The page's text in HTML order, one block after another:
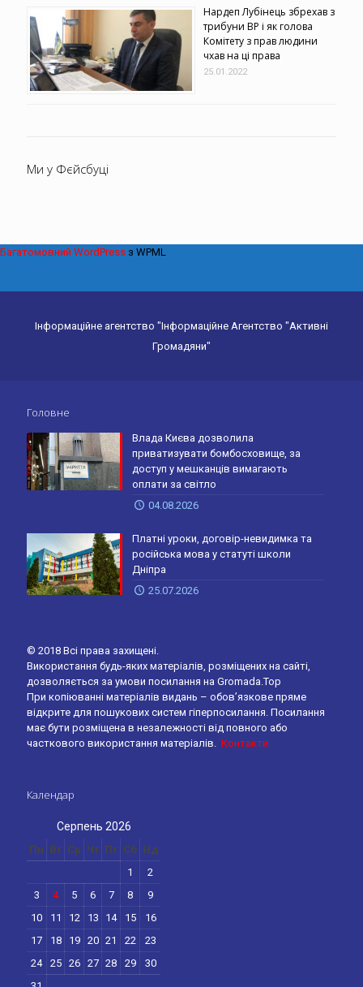
Нардеп Лубінець збрехав з
трибуни ВР і як голова
Комітету з прав людини
чхав на ці права
25.01.2022
Ми у Фєйсбуці
Інформаційне агентство "Інформаційне Агентство "Активні
Громадяни"
Головне
Влада Києва дозволила
приватизувати бомбосховище, за
доступ у мешканців вимагають
оплати за світло
04.08.2026
Платні уроки, договір-невидимка та
російська мова у статуті школи
Дніпра
25.07.2026
© 2018 Всі права захищені.
Використання будь-яких матеріалів, розміщених на сайті,
дозволяється за умови посилання на Gromada.Top
При копіюванні матеріалів видань – обов’язкове пряме
відкрите для пошукових систем гіперпосилання. Посилання
має бути розміщена в незалежності від повного або
часткового використання матеріалів. Контакти
Календар
Серпень 2026
Пн Вт Ср Чт Пт Сб Нд
1
2
3
4 5 6 7 8
9
10
11 12 13 14 15
16
17
18 19 20 21 22
23
24
25 26 27 28 29
30
Багатомовний WordPress з WPML